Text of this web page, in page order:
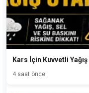
Kars İçin Kuvvetli Yağış
4 saat önce